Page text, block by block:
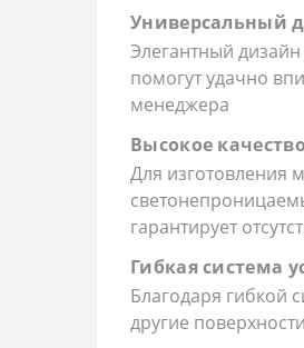
Универсальный
Элегантный
помогут удачно
менеджера
Высокое
Для изготовления
гарантирует
Гибкая система
Благодаря гибкой
другие